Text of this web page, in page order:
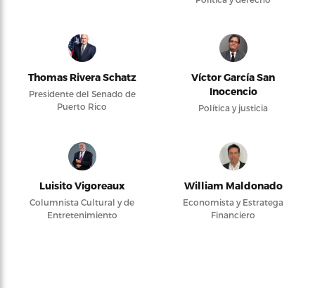
Thomas Rivera Schatz
Presidente del Senado de
Puerto Rico
Víctor García San
Inocencio
Política y justicia
Luisito Vigoreaux
Columnista Cultural y de
Entretenimiento
William Maldonado
Economista y Estratega
Financiero